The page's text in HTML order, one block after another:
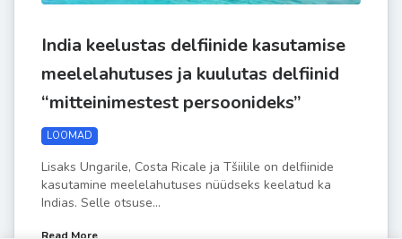
India keelustas delfiinide kasutamise
meelelahutuses ja kuulutas delfiinid
“mitteinimestest persoonideks”
LOOMAD
Lisaks Ungarile, Costa Ricale ja Tšiilile on delfiinide
kasutamine meelelahutuses nüüdseks keelatud ka
Indias. Selle otsuse...
Read More